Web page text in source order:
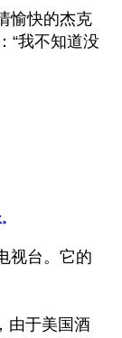
愉快的杰克
“我不知道没
视台。它的
由于美国酒